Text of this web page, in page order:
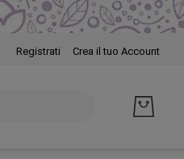
al
Registrati Crea il tuo Account